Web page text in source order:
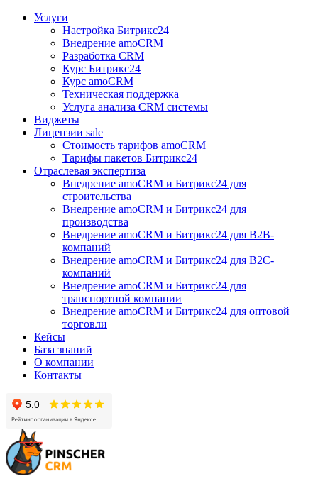
Услуги
Настройка Битрикс24
Внедрение amoCRM
Разработка CRM
Курс Битрикс24
Курс amoCRM
Техническая поддержка
Услуга анализа CRM системы
Виджеты
Лицензии sale
Стоимость тарифов amoCRM
Тарифы пакетов Битрикс24
Отраслевая экспертиза
Внедрение amoCRM и Битрикс24 для
строительства
Внедрение amoCRM и Битрикс24 для
производства
Внедрение amoCRM и Битрикс24 для В2В-
компаний
Внедрение amoCRM и Битрикс24 для В2С-
компаний
Внедрение amoCRM и Битрикс24 для
транспортной компании
Внедрение amoCRM и Битрикс24 для оптовой
торговли
Кейсы
База знаний
О компании
Контакты